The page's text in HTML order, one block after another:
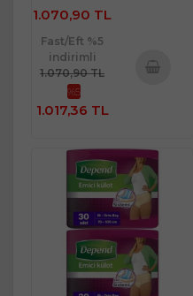
1.070,90 TL
Fast/Eft %5
indirimli
1.070,90 TL
%5
1.017,36 TL